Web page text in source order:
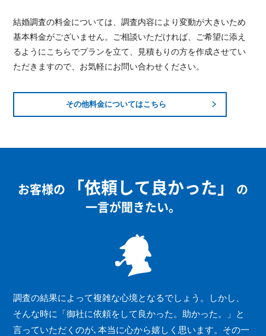
結婚調査の料金については、調査内容により変動が大きいため
基本料金がございません。ご相談いただければ、ご希望に添え
るようにこちらでプランを立て、見積もりの方を作成させてい
ただきますので、お気軽にお問い合わせください。
その他料金についてはこちら
お客様の 「依頼して良かった」
の
一言が聞きたい。
調査の結果によって複雑な心境となるでしょう。しかし、
そんな時に「御社に依頼をして良かった。助かった。」と
言っていただくのが､本当に心から嬉しく思います。その一